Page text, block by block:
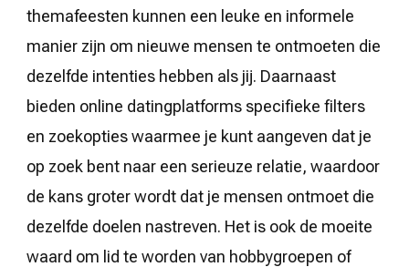
themafeesten kunnen een leuke en informele
manier zijn om nieuwe mensen te ontmoeten die
dezelfde intenties hebben als jij. Daarnaast
bieden online datingplatforms specifieke filters
en zoekopties waarmee je kunt aangeven dat je
op zoek bent naar een serieuze relatie, waardoor
de kans groter wordt dat je mensen ontmoet die
dezelfde doelen nastreven. Het is ook de moeite
waard om lid te worden van hobbygroepen of